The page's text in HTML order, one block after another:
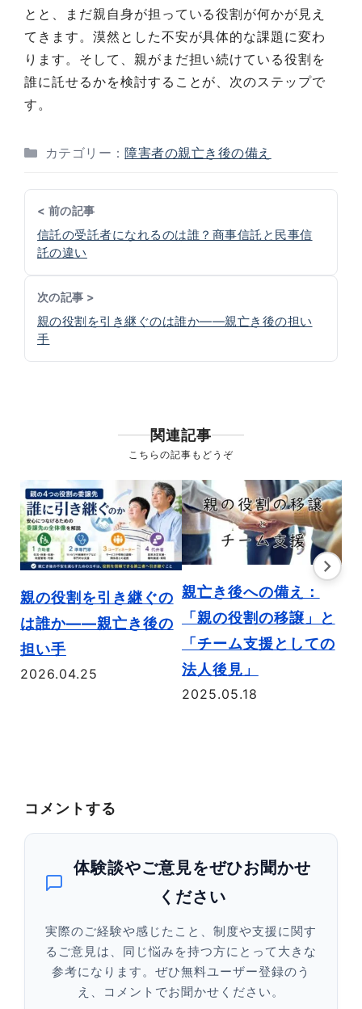
とと、まだ親自身が担っている役割が何かが見え
てきます。漠然とした不安が具体的な課題に変わ
ります。そして、親がまだ担い続けている役割を
誰に託せるかを検討することが、次のステップで
す。
カテゴリー：障害者の親亡き後の備え
< 前の記事
信託の受託者になれるのは誰？商事信託と民事信
託の違い
次の記事 >
親の役割を引き継ぐのは誰か――親亡き後の担い
手
関連記事
こちらの記事もどうぞ
親の役割を引き継ぐの
は誰か――親亡き後の
担い手
2026.04.25
親亡き後への備え：
「親の役割の移譲」と
「チーム支援としての
法人後見」
2025.05.18
コメントする
体験談やご意見をぜひお聞かせ
ください
実際のご経験や感じたこと、制度や支援に関す
るご意見は、同じ悩みを持つ方にとって大きな
参考になります。ぜひ無料ユーザー登録のう
え、コメントでお聞かせください。